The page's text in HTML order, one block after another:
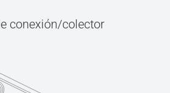
conexión/colector